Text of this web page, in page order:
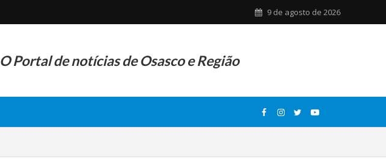
9 de agosto de 2026
O Portal de notícias de Osasco e Região